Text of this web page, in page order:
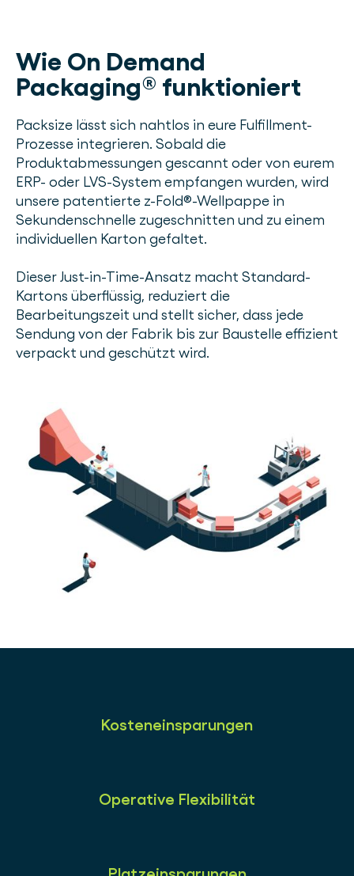
Wie On Demand
Packaging® funktioniert
Packsize lässt sich nahtlos in eure Fulfillment-
Prozesse integrieren. Sobald die
Produktabmessungen gescannt oder von eurem
ERP- oder LVS-System empfangen wurden, wird
unsere patentierte z-Fold®-Wellpappe in
Sekundenschnelle zugeschnitten und zu einem
individuellen Karton gefaltet.
Dieser Just-in-Time-Ansatz macht Standard-
Kartons überflüssig, reduziert die
Bearbeitungszeit und stellt sicher, dass jede
Sendung von der Fabrik bis zur Baustelle effizient
verpackt und geschützt wird.
Kosteneinsparungen
Operative Flexibilität